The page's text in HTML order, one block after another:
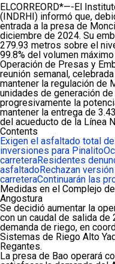
ELCORREORD*—-El
(INDRHI) informó que,
entrada a la presa de
diciembre de 2024. Su
279.93 metros sobre el
99.8% del volumen
Operación de Presas y
reunión semanal,
mantener la regulación de
unidades de generación
progresivamente la
mantener la entrega de
del acueducto de la Línea
Contents
Exigen el asfaltado total
inversiones para Pinalito
carreteraResidentes
asfaltadoRechazan
carreteraContinuarán las
Medidas en el Complejo
Angostura
Se decidió aumentar la
con un caudal de salida
demanda de riego, en
Sistemas de Riego Alto
Regantes.
La presa de Bao operará